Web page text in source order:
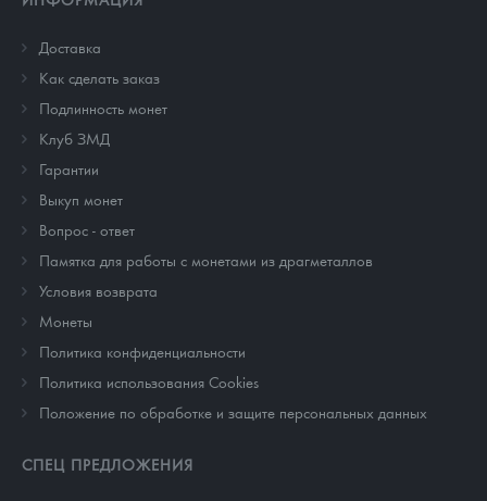
Доставка
Как сделать заказ
Подлинность монет
Клуб ЗМД
Гарантии
Выкуп монет
Вопрос - ответ
Памятка для работы с монетами из драгметаллов
Условия возврата
Монеты
Политика конфиденциальности
Политика использования Cookies
Положение по обработке и защите персональных данных
СПЕЦ ПРЕДЛОЖЕНИЯ